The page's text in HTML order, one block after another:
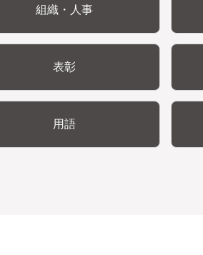
組織・人事
表彰
用語